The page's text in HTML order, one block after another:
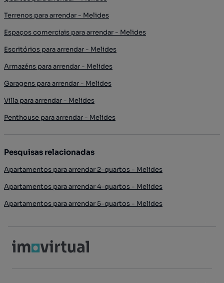
Terrenos para arrendar - Melides
Espaços comerciais para arrendar - Melides
Escritórios para arrendar - Melides
Armazéns para arrendar - Melides
Garagens para arrendar - Melides
Villa para arrendar - Melides
Penthouse para arrendar - Melides
Pesquisas relacionadas
Apartamentos para arrendar 2-quartos - Melides
Apartamentos para arrendar 4-quartos - Melides
Apartamentos para arrendar 5-quartos - Melides